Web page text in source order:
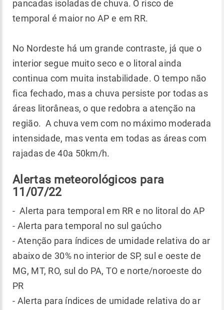
pancadas isoladas de chuva. O risco de
temporal é maior no AP e em RR.
No Nordeste há um grande contraste, já que o
interior segue muito seco e o litoral ainda
continua com muita instabilidade. O tempo não
fica fechado, mas a chuva persiste por todas as
áreas litorâneas, o que redobra a atenção na
região. A chuva vem com no máximo moderada
intensidade, mas venta em todas as áreas com
rajadas de 40a 50km/h.
Alertas meteorológicos para
11/07/22
- Alerta para temporal em RR e no litoral do AP
- Alerta para temporal no sul gaúcho
- Atenção para índices de umidade relativa do ar
abaixo de 30% no interior de SP, sul e oeste de
MG, MT, RO, sul do PA, TO e norte/noroeste do
PR
- Alerta para índices de umidade relativa do ar